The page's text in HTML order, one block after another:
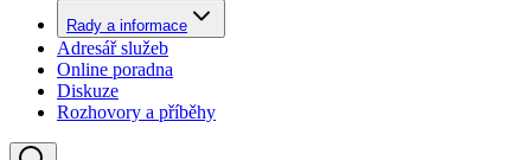
Rady a informace
Adresář služeb
Online poradna
Diskuze
Rozhovory a příběhy